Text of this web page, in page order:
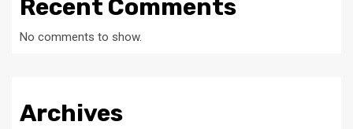
Recent Comments
No comments to show.
Archives